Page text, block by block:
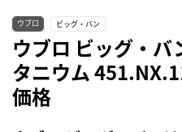
ウブロ ビッグ・バン
ウブロ ビッグ・バ
タニウム
価格